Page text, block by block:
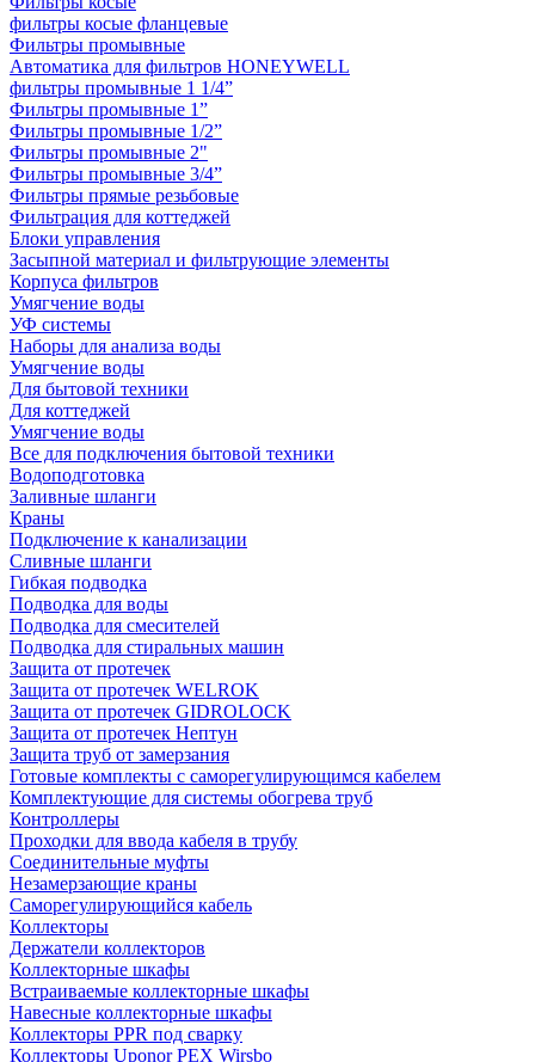
фильтры косые фланцевые
Фильтры промывные
Автоматика для фильтров HONEYWELL
фильтры промывные 1 1/4”
Фильтры промывные 1”
Фильтры промывные 1/2”
Фильтры промывные 2"
Фильтры промывные 3/4”
Фильтры прямые резьбовые
Фильтрация для коттеджей
Блоки управления
Засыпной материал и фильтрующие элементы
Корпуса фильтров
Умягчение воды
УФ системы
Наборы для анализа воды
Умягчение воды
Для бытовой техники
Для коттеджей
Умягчение воды
Все для подключения бытовой техники
Водоподготовка
Заливные шланги
Краны
Подключение к канализации
Сливные шланги
Гибкая подводка
Подводка для воды
Подводка для смесителей
Подводка для стиральных машин
Защита от протечек
Защита от протечек WELROK
Защита от протечек GIDROLOCK
Защита от протечек Нептун
Защита труб от замерзания
Готовые комплекты с саморегулирующимся кабелем
Комплектующие для системы обогрева труб
Контроллеры
Проходки для ввода кабеля в трубу
Соединительные муфты
Незамерзающие краны
Саморегулирующийся кабель
Коллекторы
Держатели коллекторов
Коллекторные шкафы
Встраиваемые коллекторные шкафы
Навесные коллекторные шкафы
Коллекторы PPR под сварку
Коллекторы Uponor PEX Wirsbo